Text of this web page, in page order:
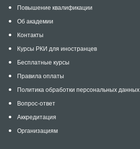
Повышение квалификации
Об академии
Контакты
Курсы РКИ для иностранцев
Бесплатные курсы
Правила оплаты
Политика обработки персональных данных
Вопрос-ответ
Аккредитация
Организациям